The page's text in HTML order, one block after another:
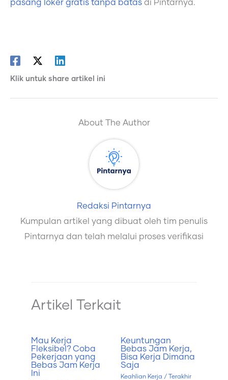
pasang loker gratis tanpa batas di Pintarnya.
Klik untuk share artikel ini
About The Author
Redaksi Pintarnya
Kumpulan artikel yang dibuat oleh tim penulis
Pintarnya dan telah melalui proses verifikasi
Artikel Terkait
Mau Kerja
Fleksibel? Coba
Pekerjaan yang
Bebas Jam Kerja
Ini
Keuntungan
Bebas Jam Kerja,
Bisa Kerja Dimana
Saja
Keahlian Kerja / Terakhir